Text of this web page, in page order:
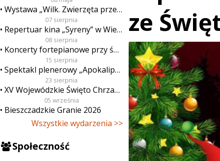
Wystawa „Wilk. Zwierzęta przeklęte”
07 sierpnia
Repertuar kina „Syreny” w Wieluniu w dn. od 7 do 13 sierpnia
08 sierpnia
Koncerty fortepianowe przy świecach
15 sierpnia
Spektakl plenerowy „Apokalipsa”
23 sierpnia
XV Wojewódzkie Święto Chrzanu
05 września
Bieszczadzkie Granie 2026
Wszystkie wydarzenia >>
Społeczność
ze